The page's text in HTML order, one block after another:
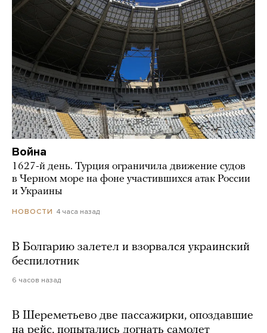
Война
1627-й день. Турция ограничила движение судов
в Черном море на фоне участившихся атак России
и Украины
НОВОСТИ 4 часа назад
В Болгарию залетел и взорвался украинский
беспилотник
6 часов назад
В Шереметьево две пассажирки, опоздавшие
на рейс, попытались догнать самолет